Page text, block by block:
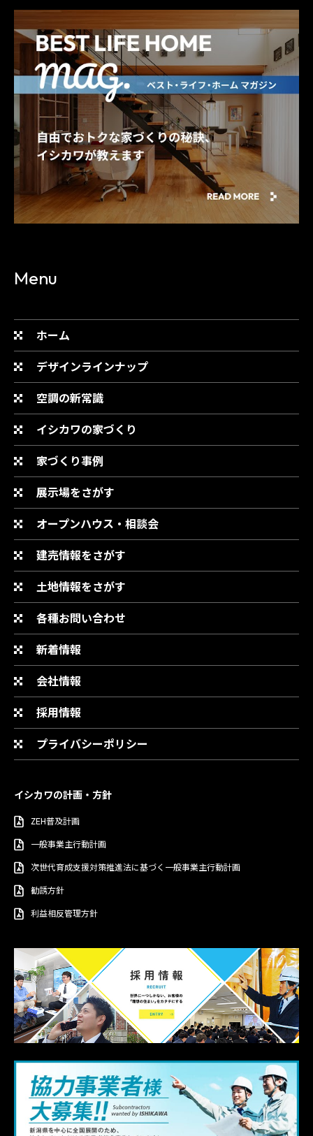
Menu
ホーム
デザインラインナップ
空調の新常識
イシカワの家づくり
家づくり事例
展示場をさがす
オープンハウス・相談会
建売情報をさがす
土地情報をさがす
各種お問い合わせ
新着情報
会社情報
採用情報
プライバシーポリシー
イシカワの計画・方針
ZEH普及計画
一般事業主行動計画
次世代育成支援対策推進法に基づく一般事業主行動計画
勧誘方針
利益相反管理方針